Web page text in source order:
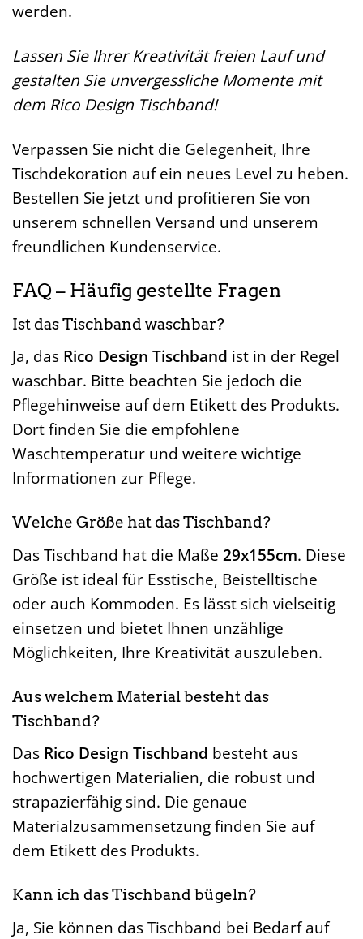
werden.
Lassen Sie Ihrer Kreativität freien Lauf und
gestalten Sie unvergessliche Momente mit
dem Rico Design Tischband!
Verpassen Sie nicht die Gelegenheit, Ihre
Tischdekoration auf ein neues Level zu heben.
Bestellen Sie jetzt und profitieren Sie von
unserem schnellen Versand und unserem
freundlichen Kundenservice.
FAQ – Häufig gestellte Fragen
Ist das Tischband waschbar?
Ja, das Rico Design Tischband ist in der Regel
waschbar. Bitte beachten Sie jedoch die
Pflegehinweise auf dem Etikett des Produkts.
Dort finden Sie die empfohlene
Waschtemperatur und weitere wichtige
Informationen zur Pflege.
Welche Größe hat das Tischband?
Das Tischband hat die Maße 29x155cm. Diese
Größe ist ideal für Esstische, Beistelltische
oder auch Kommoden. Es lässt sich vielseitig
einsetzen und bietet Ihnen unzählige
Möglichkeiten, Ihre Kreativität auszuleben.
Aus welchem Material besteht das
Tischband?
Das Rico Design Tischband besteht aus
hochwertigen Materialien, die robust und
strapazierfähig sind. Die genaue
Materialzusammensetzung finden Sie auf
dem Etikett des Produkts.
Kann ich das Tischband bügeln?
Ja, Sie können das Tischband bei Bedarf auf